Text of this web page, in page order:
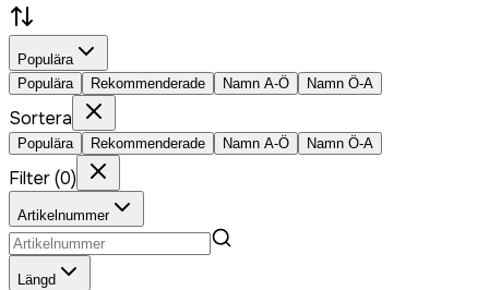
Populära
Populära
Rekommenderade Namn A-Ö Namn Ö-A
Sortera
Populära Rekommenderade Namn A-Ö Namn Ö-A
Filter(0)
Artikelnummer
Längd